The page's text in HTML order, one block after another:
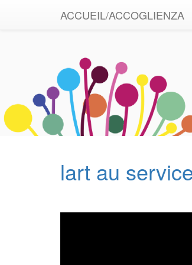
ACCUEIL/ACCOGLIENZA
lart au